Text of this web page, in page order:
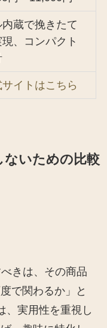
内蔵で挽きたて
現、コンパクト
イトはこちら
ないための比較
きは、その商品
で関わるか」と
、実用性を重視し